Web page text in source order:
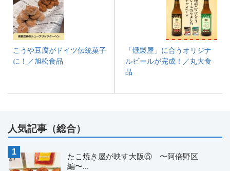
こうや豆腐がドイツ伝統菓子
に！／旭松食品
「燻製屋」に合うオリジナ
ルビールが完成！／丸大食
品
人気記事（総合）
たこ焼き屋が映す大阪⑤ 〜阿倍野区
編〜...